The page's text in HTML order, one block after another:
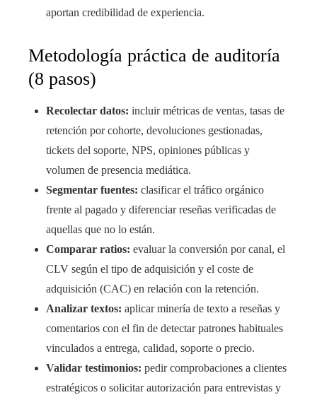
aportan credibilidad de experiencia.
Metodología práctica de auditoría
(8 pasos)
Recolectar datos: incluir métricas de ventas, tasas de
retención por cohorte, devoluciones gestionadas,
tickets del soporte, NPS, opiniones públicas y
volumen de presencia mediática.
Segmentar fuentes: clasificar el tráfico orgánico
frente al pagado y diferenciar reseñas verificadas de
aquellas que no lo están.
Comparar ratios: evaluar la conversión por canal, el
CLV según el tipo de adquisición y el coste de
adquisición (CAC) en relación con la retención.
Analizar textos: aplicar minería de texto a reseñas y
comentarios con el fin de detectar patrones habituales
vinculados a entrega, calidad, soporte o precio.
Validar testimonios: pedir comprobaciones a clientes
estratégicos o solicitar autorización para entrevistas y